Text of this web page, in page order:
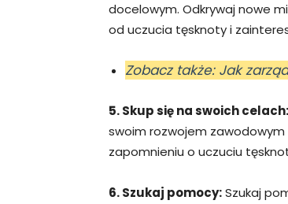
docelowym. Odkrywaj nowe
od uczucia tęsknoty i
Zobacz także: Jak
5. Skup się na swoich celach:
swoim rozwojem
zapomnieniu o uczuciu
6. Szukaj pomocy:Szukaj